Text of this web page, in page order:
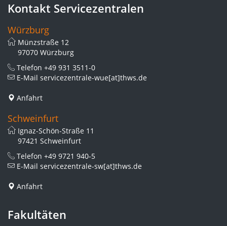
Kontakt Servicezentralen
Würzburg
Münzstraße 12
97070 Würzburg
Telefon +49 931 3511-0
E-Mail servicezentrale-wue[at]thws.de
Anfahrt
Schweinfurt
Ignaz-Schön-Straße 11
97421 Schweinfurt
Telefon +49 9721 940-5
E-Mail servicezentrale-sw[at]thws.de
Anfahrt
Fakultäten